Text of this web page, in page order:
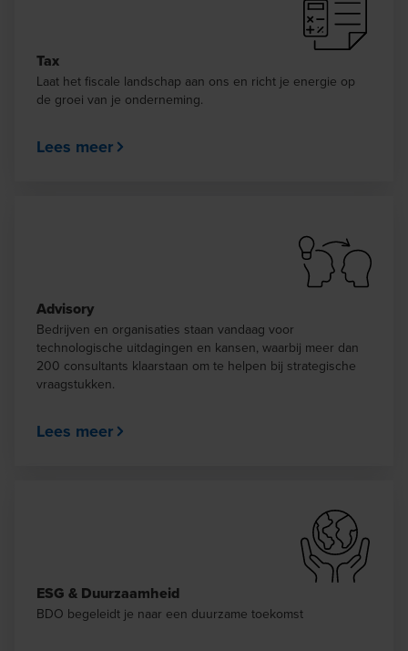
Tax
Laat het fiscale landschap aan ons en richt je energie op
de groei van je onderneming.
Lees meer
Advisory
Bedrijven en organisaties staan vandaag voor
technologische uitdagingen en kansen, waarbij meer dan
200 consultants klaarstaan om te helpen bij strategische
vraagstukken.
Lees meer
ESG & Duurzaamheid
BDO begeleidt je naar een duurzame toekomst